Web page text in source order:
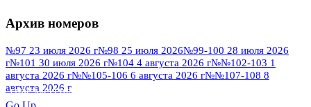
№95 7 августа 2012 г
№95 28 июля 2016 г №95+96 3 августа
2013 г№96 6 июля 2017 г№96 9 августа
2012 г №96 28 июля 2015 г
Архив номеров
№97 23 июля 2026 г№98 25 июля 2026№99-100 28 июля 2026
г№101 30 июля 2026 г№104 4 августа 2026 г№№102-103 1
августа 2026 г№№105-106 6 августа 2026 г№№107-108 8
августа 2026 г
ПОСМОТРЕТЬ ВСЕ